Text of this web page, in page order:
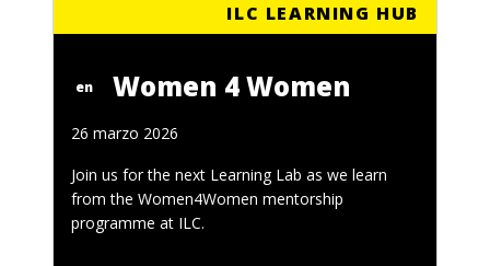
ILC LEARNING HUB
en Women 4 Women
26 marzo 2026
Join us for the next Learning Lab as we learn
from the Women4Women mentorship
programme at ILC.